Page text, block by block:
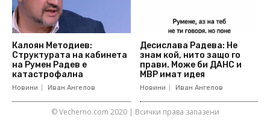
Калоян Методиев:
Структурата на кабинета
на Румен Радев е
катастрофална
Новини Иван Ангелов
Десислава Радева: Не
знам кой, нито защо го
прави. Може би ДАНС и
МВР имат идея
Новини Иван Ангелов
© Vecherno.com 2020 | Всички права запазени